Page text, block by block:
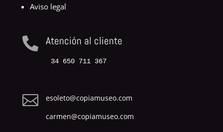
Aviso legal
 Atención al cliente
34 650 711 367

esoleto@copiamuseo.com
carmen@copiamuseo.com